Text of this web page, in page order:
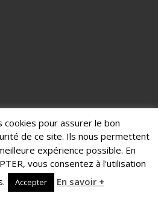
cookies pour assurer le bon
de ce site. Ils nous permettent
expérience possible. En
vous consentez à l'utilisation
Accepter En savoir +